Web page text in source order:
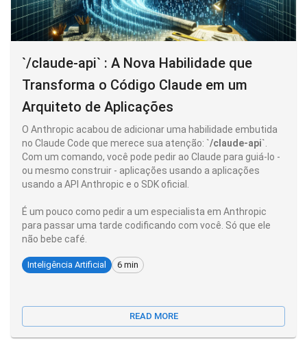
`/claude-api` : A Nova Habilidade que
Transforma o Código Claude em um
Arquiteto de Aplicações
O Anthropic acabou de adicionar uma habilidade embutida
no Claude Code que merece sua atenção: `/claude-api`
Com um comando, você pode pedir ao Claude para guiá-lo -
ou mesmo construir - aplicações usando a aplicações
usando a API Anthropic e o SDK oficial.
É um pouco como pedir a um especialista em Anthropic
para passar uma tarde codificando com você. Só que ele
não bebe café.
Inteligência Artificial 6 min
READ MORE